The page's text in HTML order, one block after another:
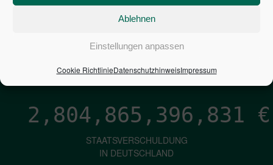
Ablehnen
Einstellungen anpassen
Cookie RichtlinieDatenschutzhinweisImpressum
1,601
ZINSEN
PRO SEKUNDE
2,804,865,398,100 €
STAATSVERSCHULDUNG
IN DEUTSCHLAND